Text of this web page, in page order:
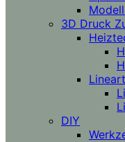
3D Druck
DIY